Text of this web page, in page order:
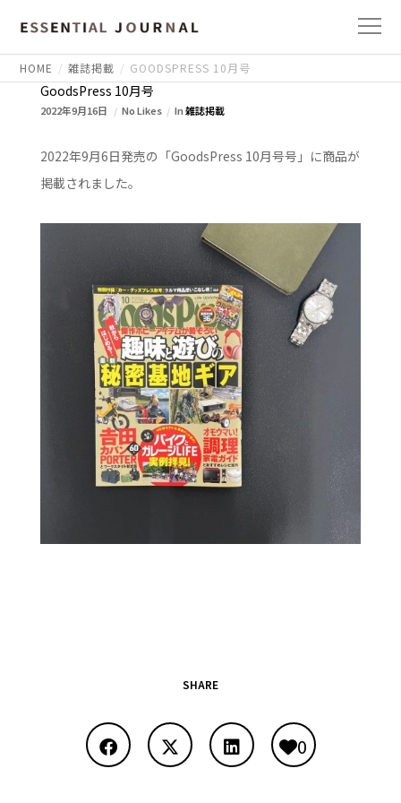
HOME 雑誌掲載 GOODSPRESS 10月号
GoodsPress 10月号
2022年9月16日 No Likes In雑誌掲載
2022年9月6日発売の「GoodsPress 10月号号」に商品が
掲載されました。
SHARE
0